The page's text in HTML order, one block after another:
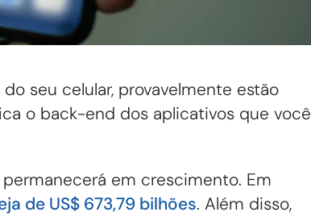
seu celular, provavelmente estão
o back-end dos aplicativos que você
em crescimento. Em
de US$ 673,79 bilhões. Além disso,